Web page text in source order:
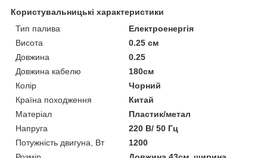
Користувальницькі характеристики
Тип палива
Електроенергія
Висота
0.25 см
Довжина
0.25
Довжина кабелю
180см
Колір
Чорний
Країна походження
Китай
Матеріал
Пластик/метал
Напруга
220 В/ 50 Гц
Потужність двигуна, Вт
1200